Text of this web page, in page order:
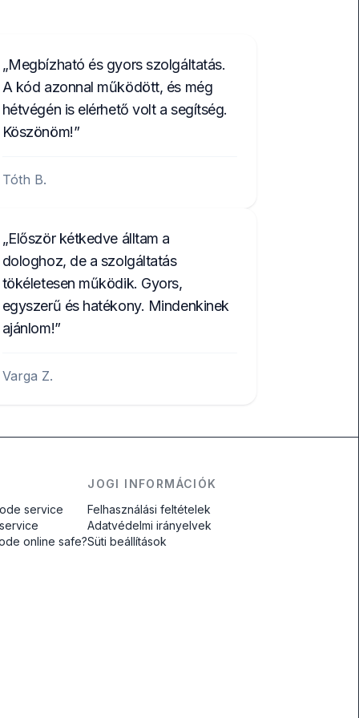
Megbízható és gyors szolgáltatás.
A kód azonnal működött, és még
hétvégén is elérhető volt a segítség.
Köszönöm!
Tóth B.
Először kétkedve álltam a
dologhoz, de a szolgáltatás
tökéletesen működik. Gyors,
egyszerű és hatékony. Mindenkinek
ajánlom!
Varga Z.
service
online safe?
JOGI INFORMÁCIÓK
Felhasználási feltételek
Adatvédelmi irányelvek
Süti beállítások